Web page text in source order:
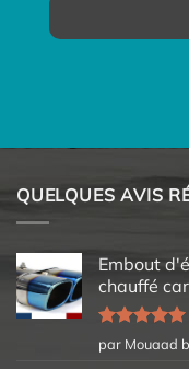
QUELQUES AVIS
Embout
chauffé
Note5sur
5
par Mouaad